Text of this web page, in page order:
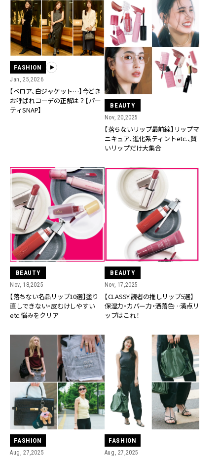
FASHION
Jan, 25,2026
【ベロア、白ジャケット…】今どき
お呼ばれコーデの正解は？【パー
ティSNAP】
BEAUTY
Nov, 20,2025
【落ちないリップ最前線】リップマ
ニキュア、進化系ティントetc.、賢
いリップだけ大集合
BEAUTY
Nov, 18,2025
【落ちない名品リップ10選】塗り
直しできない・皮むけしやすい
etc.悩みをクリア
BEAUTY
Nov, 17,2025
【CLASSY.読者の推しリップ5選】
保湿力・カバー力・洒落色…満点リ
ップはこれ！
FASHION
Aug, 27,2025
FASHION
Aug, 27,2025